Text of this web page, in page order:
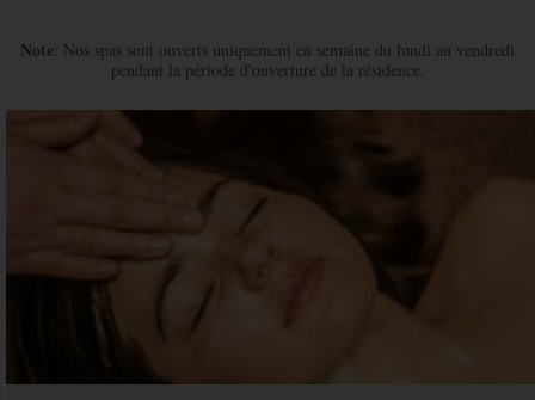
Note: Nos spas sont ouverts uniquement en semaine du lundi au vendredi
pendant la période d'ouverture de la résidence.